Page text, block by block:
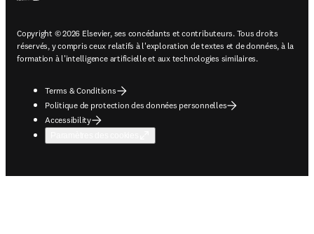
Copyright © 2026 Elsevier, ses concédants et contributeurs. Tous droits
réservés, y compris ceux relatifs à l'exploration de textes et de données, à la
formation à l'intelligence artificielle et aux technologies similaires.
Terms & Conditions
Politique de protection des données personnelles
Accessibility